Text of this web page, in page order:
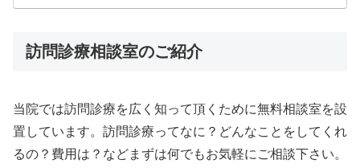
訪問診療相談室のご紹介
当院では訪問診療を広く知って頂くために無料相談室を設
置しています。訪問診療ってなに？どんなことをしてくれ
るの？費用は？などまずは何でもお気軽にご相談下さい。